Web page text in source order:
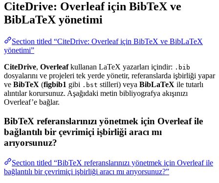
CiteDrive: Overleaf için BibTeX ve
BibLaTeX yönetimi
Section titled “CiteDrive: Overleaf için BibTeX ve BibLaTeX
yönetimi”
CiteDrive, Overleafkullanan LaTeX yazarları içindir: .bib
dosyalarını ve projeleri tek yerde yönetir, referanslarda işbirliği yapar
ve BibTeX (figbib1 gibi .bst stilleri) veya BibLaTeX ile tutarlı
alıntılar korursunuz. Aşağıdaki metin bibliyografya akışınızı
Overleaf’e bağlar.
BibTeX referanslarınızı yönetmek için Overleaf ile
bağlantılı bir çevrimiçi işbirliği aracı mı
arıyorsunuz?
Section titled “BibTeX referanslarınızı yönetmek için Overleaf ile
bağlantılı bir çevrimiçi işbirliği aracı mı arıyorsunuz?”